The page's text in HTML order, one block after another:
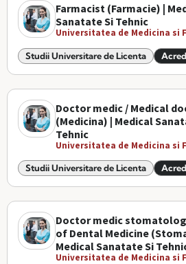
Farmacist (Farmacie) |
Sanatate Si Tehnic
Universitatea de Medicina si
Studii Universitare de Licenta
Doctor medic / Medical
(Medicina) | Medical
Tehnic
Universitatea de Medicina si
Studii Universitare de Licenta
Doctor medic
of Dental Medicine
Medical Sanatate Si
Universitatea de Medicina si